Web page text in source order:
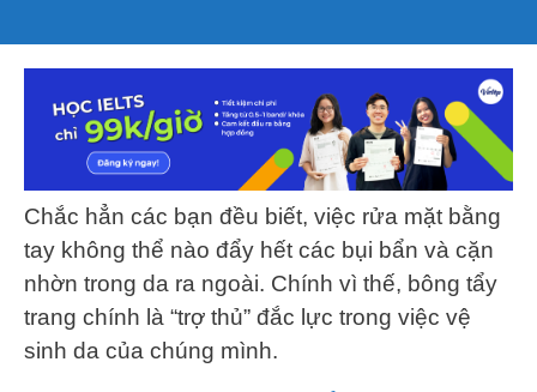
Chắc hẳn các bạn đều biết, việc rửa mặt bằng
tay không thể nào đẩy hết các bụi bẩn và cặn
nhờn trong da ra ngoài. Chính vì thế, bông tẩy
trang chính là “trợ thủ” đắc lực trong việc vệ
sinh da của chúng mình.